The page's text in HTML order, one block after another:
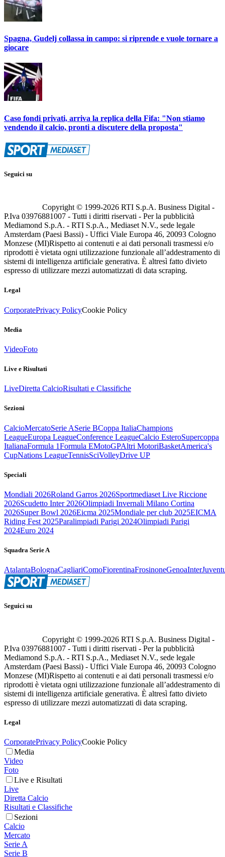
Spagna, Gudelj collassa in campo: si riprende e vuole tornare a
giocare
Caso fondi privati, arriva la replica della Fifa: "Non stiamo
vendendo il calcio, pronti a discutere della proposta"
Seguici su
Copyright © 1999-2026 RTI S.p.A. Business Digital -
P.Iva 03976881007 - Tutti i diritti riservati - Per la pubblicità
Mediamond S.p.A. - RTI S.p.A., Mediaset N.V., sede legale
Amsterdam (Paesi Bassi) - Uffici Viale Europa 46, 20093 Cologno
Monzese (MI)Rispetto ai contenuti e ai dati personali trasmessi e/o
riprodotti è vietata ogni utilizzazione funzionale all’addestramento di
sistemi di intelligenza artificiale generativa. È altresì fatto divieto
espresso di utilizzare mezzi automatizzati di data scraping.
Legal
CorporatePrivacy PolicyCookie Policy
Media
VideoFoto
Live e Risultati
LiveDiretta CalcioRisultati e Classifiche
Sezioni
CalcioMercatoSerie ASerie BCoppa ItaliaChampions
LeagueEuropa LeagueConference LeagueCalcio EsteroSupercoppa
ItalianaFormula 1Formula EMotoGPAltri MotoriBasketAmerica's
CupNations LeagueTennisSciVolleyDrive UP
Speciali
Mondiali 2026Roland Garros 2026Sportmediaset Live Riccione
2026Scudetto Inter 2026Olimpiadi Invernali Milano Cortina
2026Super Bowl 2026Eicma 2025Mondiale per club 2025EICMA
Riding Fest 2025Paralimpiadi Parigi 2024Olimpiadi Parigi
2024Euro 2024
Squadra Serie A
AtalantaBolognaCagliariComoFiorentinaFrosinoneGenoaInter
Seguici su
Copyright © 1999-2026 RTI S.p.A. Business Digital -
P.Iva 03976881007 - Tutti i diritti riservati - Per la pubblicità
Mediamond S.p.A. - RTI S.p.A., Mediaset N.V., sede legale
Amsterdam (Paesi Bassi) - Uffici Viale Europa 46, 20093 Cologno
Monzese (MI)Rispetto ai contenuti e ai dati personali trasmessi e/o
riprodotti è vietata ogni utilizzazione funzionale all’addestramento di
sistemi di intelligenza artificiale generativa. È altresì fatto divieto
espresso di utilizzare mezzi automatizzati di data scraping.
Legal
CorporatePrivacy PolicyCookie Policy
Media
Video
Foto
Live e Risultati
Live
Diretta Calcio
Risultati e Classifiche
Sezioni
Calcio
Mercato
Serie A
Serie B